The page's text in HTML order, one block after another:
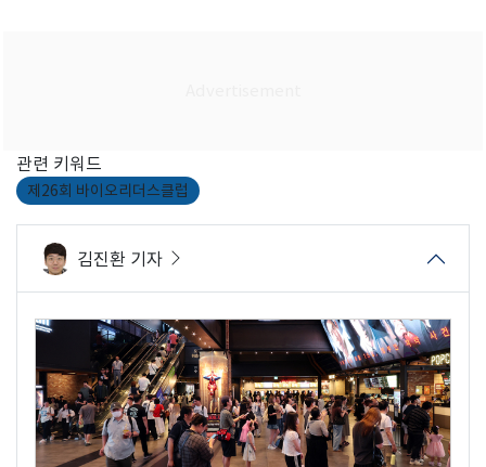
관련 키워드
제26회 바이오리더스클럽
김진환 기자